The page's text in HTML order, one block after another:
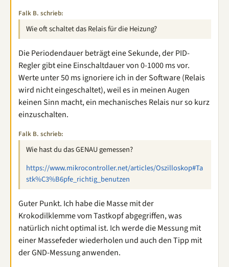
Falk B. schrieb:
Wie oft schaltet das Relais für die Heizung?
Die Periodendauer beträgt eine Sekunde, der PID-
Regler gibt eine Einschaltdauer von 0-1000 ms vor.
Werte unter 50 ms ignoriere ich in der Software (Relais
wird nicht eingeschaltet), weil es in meinen Augen
keinen Sinn macht, ein mechanisches Relais nur so kurz
einzuschalten.
Falk B. schrieb:
Wie hast du das GENAU gemessen?
https://www.mikrocontroller.net/articles/Oszilloskop#Ta
stk%C3%B6pfe_richtig_benutzen
Guter Punkt. Ich habe die Masse mit der
Krokodilklemme vom Tastkopf abgegriffen, was
natürlich nicht optimal ist. Ich werde die Messung mit
einer Massefeder wiederholen und auch den Tipp mit
der GND-Messung anwenden.